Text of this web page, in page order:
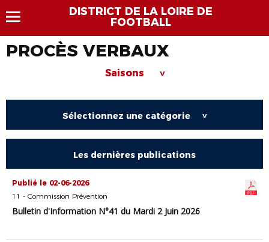
DISTRICT DE LA LOIRE DE
FOOTBALL
PROCÈS VERBAUX
Saisons >
Sélectionnez une catégorie >
Les dernières publications
Publié le 02-06-2026
11 - Commission Prévention
Bulletin d'Information N°41 du Mardi 2 Juin 2026